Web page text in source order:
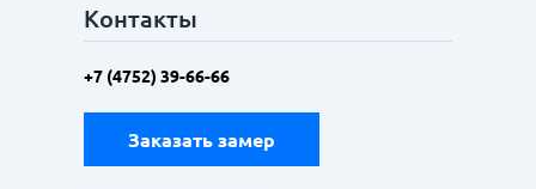
Контакты
+7 (4752) 39-66-66
Заказать замер